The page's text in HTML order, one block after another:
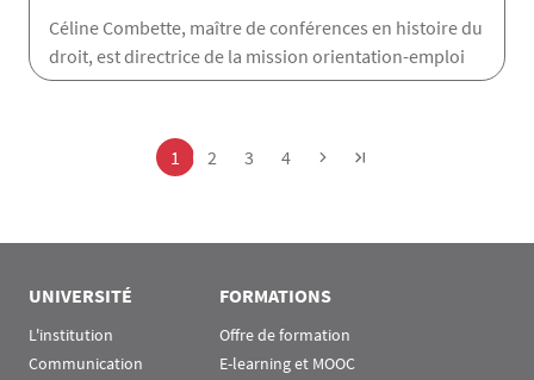
Céline Combette, maître de conférences en histoire du
droit, est directrice de la mission orientation-emploi
Page
1 Page
2 Page
3 Page
4
UNIVERSITÉ
L'institution
Communication
FORMATIONS
Offre de formation
E-learning et MOOC